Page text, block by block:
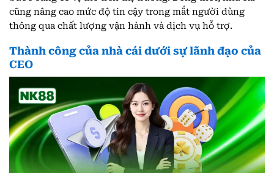
cũng nâng cao mức độ tin cậy trong mắt người dùng
thông qua chất lượng vận hành và dịch vụ hỗ trợ.
Thành công của nhà cái dưới sự lãnh đạo của
CEO